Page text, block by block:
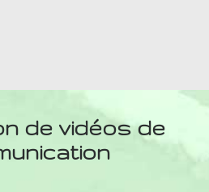
de vidéos de